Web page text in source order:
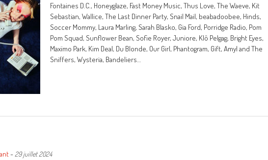
Fontaines D.C., Honeyglaze, Fast Money Music, Thus Love, The Waeve, Kit
Sebastian, Wallice, The Last Dinner Party, Snail Mail, beabadoobee, Hinds,
Soccer Mommy, Laura Marling, Sarah Blasko, Gia Ford, Porridge Radio, Pom
Pom Squad, Sunflower Bean, Sofie Royer, Juniore, Klô Pelgag, Bright Eyes,
Maxïmo Park, Kim Deal, Du Blonde, Our Girl, Phantogram, Gift, Amyl and The
Sniffers, Wysteria, Bandeliers…
- 29 juillet 2024